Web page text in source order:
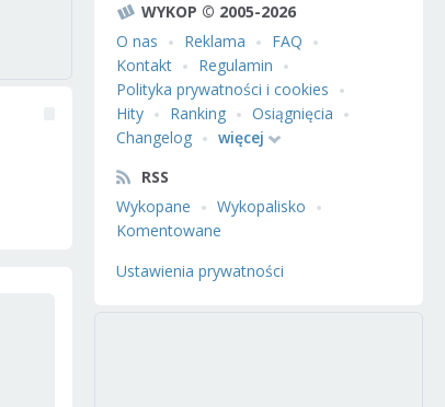
WYKOP © 2005-2026
O nas
Reklama
FAQ
Kontakt
Regulamin
Polityka prywatności i cookies
Hity
Ranking
Osiągnięcia
Changelog
więcej
RSS
Wykopane
Wykopalisko
Komentowane
Ustawienia prywatności